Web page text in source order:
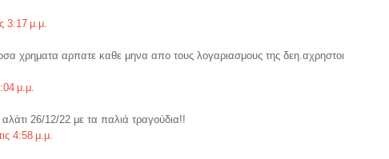
3:17 μ.μ.
χρηματα αρπατε καθε μηνα απο τους λογαριασμους της δεη.αχρηστοι
μ.μ.
αλάτι 26/12/22 με τα παλιά τραγούδια!!
4:58 μ.μ.